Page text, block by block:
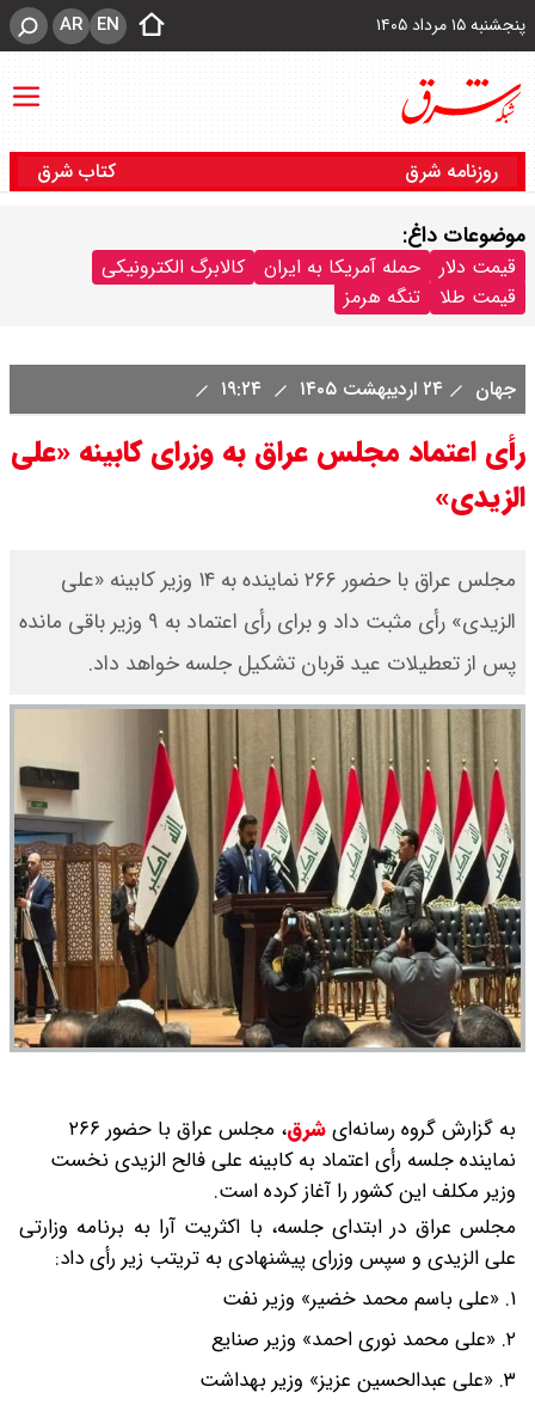
پنجشنبه ۱۵ مرداد ۱۴۰۵ EN
AR
روزنامه شرق کتاب شرق
موضوعات داغ:
قیمت دلار حمله آمریکا به ایران
کالابرگ الکترونیکی
قیمت طلا
تنگه هرمز
جهان ۲۴ اردیبهشت ۱۴۰۵
رأی اعتماد مجلس عراق به وزرای کابینه «علی
الزیدی»
مجلس عراق با حضور ۲۶۶ نماینده به ۱۴ وزیر کابینه «علی
الزیدی» رأی مثبت داد و برای رأی اعتماد به ۹ وزیر باقی مانده
پس از تعطیلات عید قربان تشکیل جلسه خواهد داد.
به گزارش گروه رسانه‌ایشرق،
مجلس عراق با حضور ۲۶۶
نماینده جلسه رأی اعتماد به کابینه علی فالح الزیدی نخست
وزیر مکلف این کشور را آغاز کرده است.
مجلس عراق در ابتدای جلسه، با اکثریت آرا به برنامه وزارتی
علی الزیدی و سپس وزرای پیشنهادی به تریتب زیر رأی داد:
۱. «علی باسم محمد خضیر» وزیر نفت
۲. «علی محمد نوری احمد» وزیر صنایع
۳. «علی عبدالحسین عزیز» وزیر بهداشت